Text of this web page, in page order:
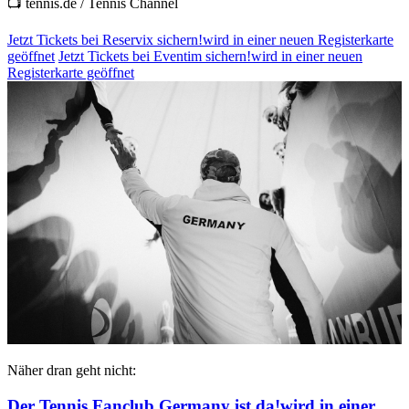
📺 tennis.de / Tennis Channel
Jetzt Tickets bei Reservix sichern!wird in einer neuen Registerkarte
geöffnet Jetzt Tickets bei Eventim sichern!wird in einer neuen
Registerkarte geöffnet
Näher dran geht nicht: